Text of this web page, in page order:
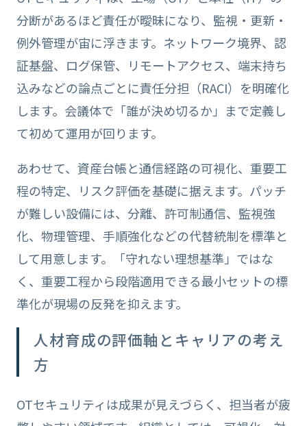
分断があるほど責任が曖昧になり、監視・更新・
例外管理が宙に浮きます。ネットワーク境界、認
証基盤、ログ保管、リモートアクセス、端末持ち
込みなどの論点ごとに責任分担（RACI）を明確化
します。会議体で「誰が決め切るか」まで定義し
て初めて運用が回ります。
あわせて、資産台帳と通信経路の可視化、重要工
程の特定、リスク評価を基礎に据えます。パッチ
が難しい設備には、分離、許可制通信、監視強
化、物理管理、手順強化などの代替統制を標準と
して用意します。「守れない理想基準」ではな
く、重要工程から段階適用できる最小セットの標
準化が現場の反発を抑えます。
人材育成の評価軸とキャリアの考え
方
OTセキュリティは成果が見えづらく、担当者が疲